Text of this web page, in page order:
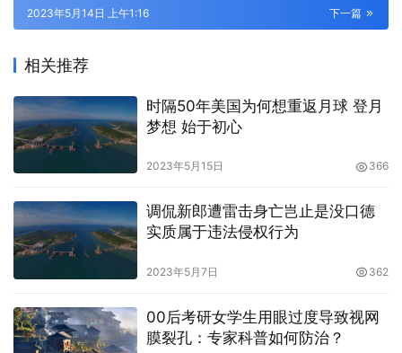
下一篇
2023年5月14日 上午1:16
相关推荐
时隔50年美国为何想重返月球 登月
梦想 始于初心
2023年5月15日 366
调侃新郎遭雷击身亡岂止是没口德
实质属于违法侵权行为
2023年5月7日 362
00后考研女学生用眼过度导致视网
膜裂孔：专家科普如何防治？